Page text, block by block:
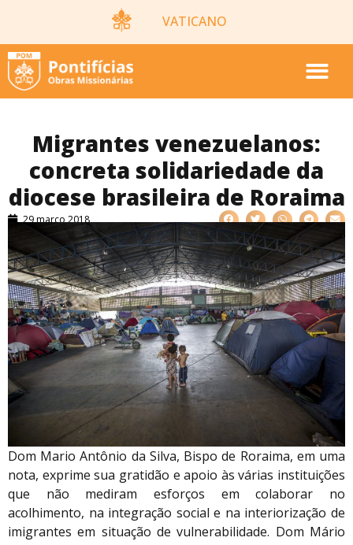
VATICANO
Migrantes venezuelanos:
concreta solidariedade da
diocese brasileira de Roraima
29 março 2018
Dom Mario Antônio da Silva, Bispo de Roraima, em uma
nota, exprime sua gratidão e apoio às várias instituições
que não mediram esforços em colaborar no
acolhimento, na integração social e na interiorização de
imigrantes em situação de vulnerabilidade. Dom Mário